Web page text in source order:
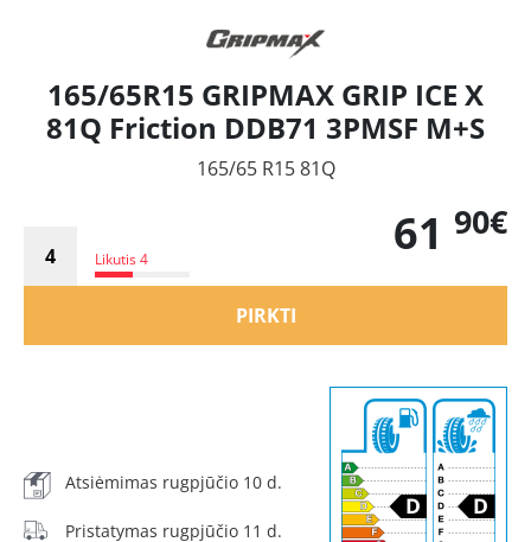
165/65R15 GRIPMAX GRIP ICE X
81Q Friction DDB71 3PMSF M+S
165/65 R15 81Q
Likutis 4 61 90€
PIRKTI
Atsiėmimas rugpjūčio 10 d.
Pristatymas rugpjūčio 11 d.